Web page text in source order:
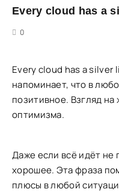
Every cloud has a
0
Every cloud has a silver
напоминает, что в
позитивное. Взгляд
оптимизма.
Даже если всё идёт не
хорошее. Эта фраза
плюсы в любой